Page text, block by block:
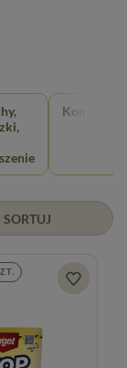
Komary
SORTUJ